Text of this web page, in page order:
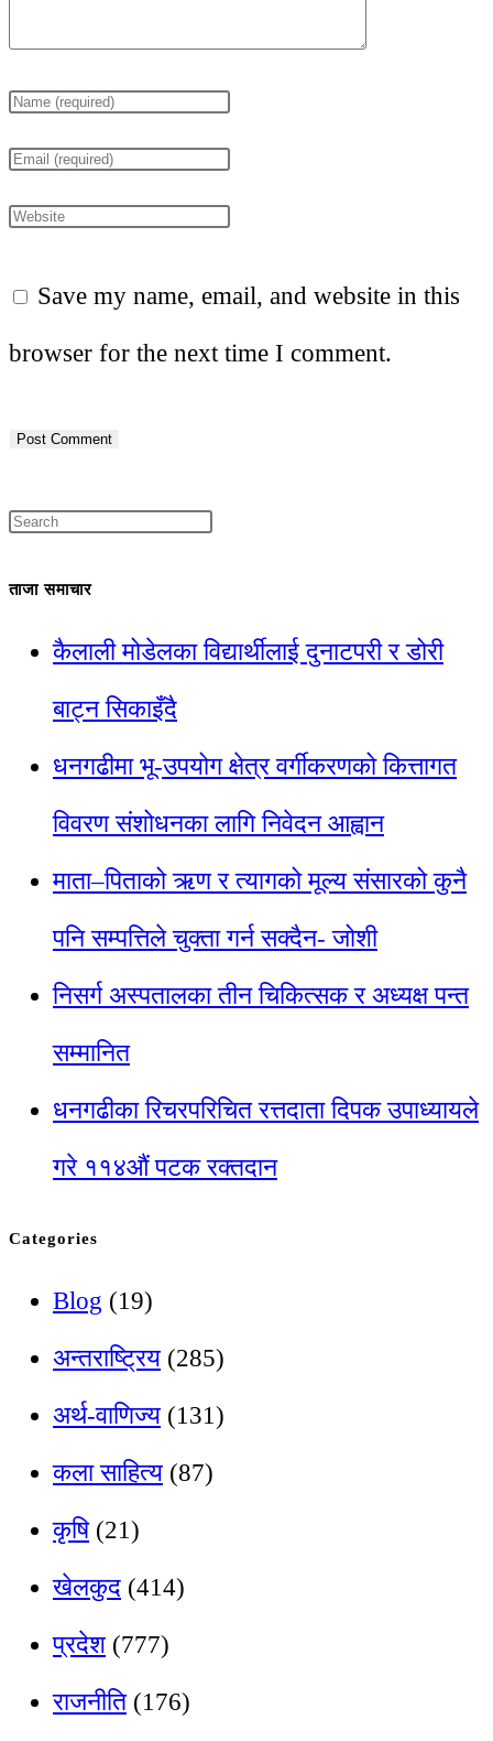
Save my name, email, and website in this
browser for the next time I comment.
ताजा समाचार
कैलाली मोडेलका विद्यार्थीलाई दुनाटपरी र डोरी
बाट्न सिकाइँदै
धनगढीमा भू-उपयोग क्षेत्र वर्गीकरणको कित्तागत
विवरण संशोधनका लागि निवेदन आह्वान
माता–पिताको ऋण र त्यागको मूल्य संसारको कुनै
पनि सम्पत्तिले चुक्ता गर्न सक्दैन- जोशी
निसर्ग अस्पतालका तीन चिकित्सक र अध्यक्ष पन्त
सम्मानित
धनगढीका रिचरपरिचित रत्तदाता दिपक उपाध्यायले
गरे ११४औं पटक रक्तदान
Categories
Blog (19)
अन्तराष्ट्रिय (285)
अर्थ-वाणिज्य (131)
कला साहित्य (87)
कृषि (21)
खेलकुद (414)
प्रदेश (777)
राजनीति (176)